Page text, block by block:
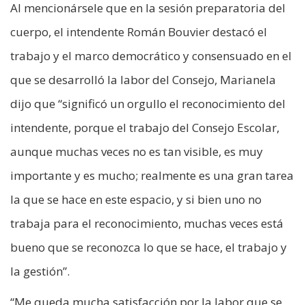
Al mencionársele que en la sesión preparatoria del
cuerpo, el intendente Román Bouvier destacó el
trabajo y el marco democrático y consensuado en el
que se desarrolló la labor del Consejo, Marianela
dijo que “significó un orgullo el reconocimiento del
intendente, porque el trabajo del Consejo Escolar,
aunque muchas veces no es tan visible, es muy
importante y es mucho; realmente es una gran tarea
la que se hace en este espacio, y si bien uno no
trabaja para el reconocimiento, muchas veces está
bueno que se reconozca lo que se hace, el trabajo y
la gestión”.